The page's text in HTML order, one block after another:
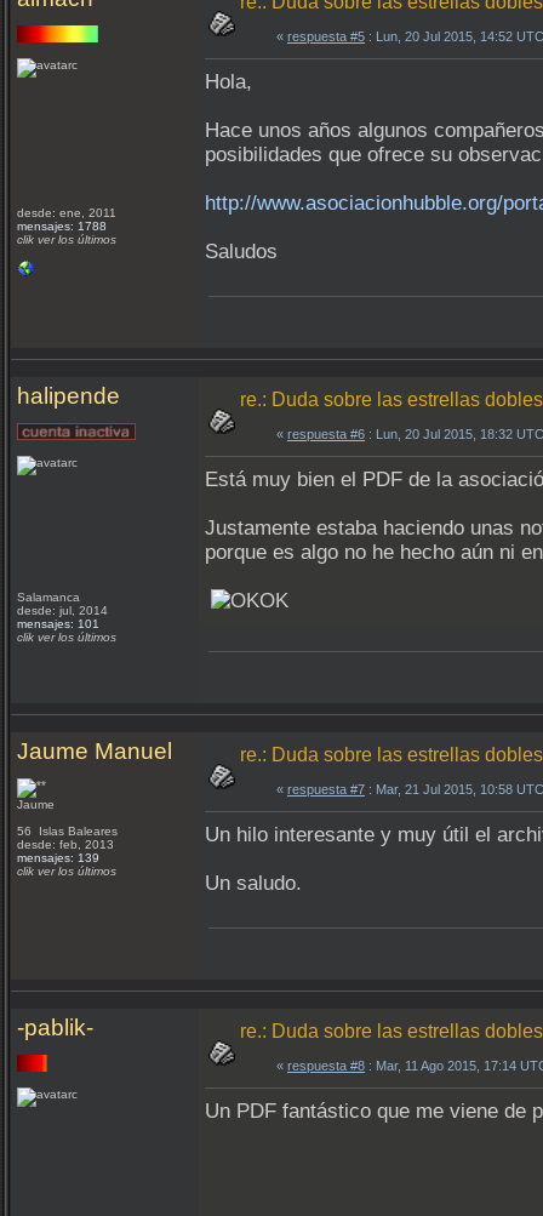
desde: ene, 2011
mensajes: 1788
clik ver los últimos
« respuesta #5 : Lun, 20 Jul 2015, 14:52
Hola,
Hace unos años algunos
posibilidades que ofrece su
http://www.asociacionhubble.org/
Saludos
halipende
Salamanca
desde: jul, 2014
mensajes: 101
clik ver los últimos
re.: Duda sobre las estrellas dobles
« respuesta #6 : Lun, 20 Jul 2015, 18:32
Está muy bien el PDF de la
Justamente estaba haciendo unas
porque es algo no he hecho aún ni
Jaume Manuel
Jaume
56 Islas Baleares
desde: feb, 2013
mensajes: 139
clik ver los últimos
re.: Duda sobre las estrellas dobles
« respuesta #7 : Mar, 21 Jul 2015, 10:58
Un hilo interesante y muy útil el
Un saludo.
-pablik- re.: Duda sobre las estrellas dobles
« respuesta #8 : Mar, 11 Ago 2015, 17:14
Un PDF fantástico que me viene de